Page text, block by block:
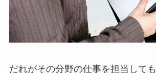
だれがその分野の仕事を担当して